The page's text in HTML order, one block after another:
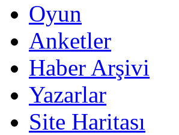
Oyun
Anketler
Haber Arşivi
Yazarlar
Site Haritası